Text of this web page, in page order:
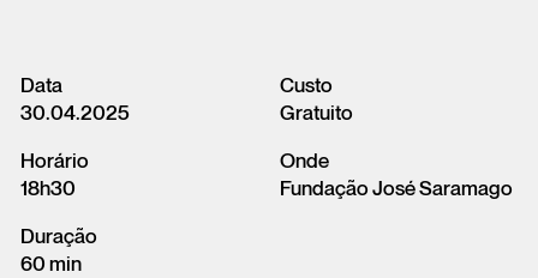
Cart
Login
Data
30.04.2025
Horário
18h30
Duração
60 min
Custo
Gratuito
Onde
Fundação José Saramago